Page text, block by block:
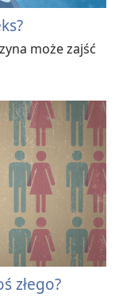
może zajść
złego?